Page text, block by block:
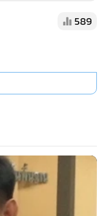
589